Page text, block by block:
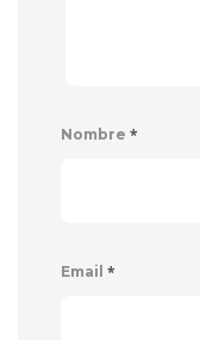
Nombre *
Email *